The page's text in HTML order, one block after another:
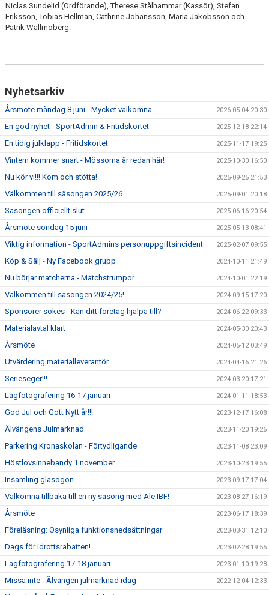
Niclas Sundelid (Ordförande), Therese Stålhammar (Kassör), Stefan
Eriksson, Tobias Hellman, Cathrine Johansson, Maria Jakobsson och
Patrik Wallmoberg.
Nyhetsarkiv
Årsmöte måndag 8 juni - Mycket välkomna 2026-05-04 20:30
En god nyhet - SportAdmin & Fritidskortet 2025-12-18 22:14
En tidig julklapp - Fritidskortet 2025-11-17 19:25
Vintern kommer snart - Mössorna är redan här! 2025-10-30 16:50
Nu kör vi!!! Kom och stötta! 2025-09-25 21:53
Välkommen till säsongen 2025/26 2025-09-01 20:18
Säsongen officiellt slut 2025-06-16 20:54
Årsmöte söndag 15 juni 2025-05-13 08:41
Viktig information - SportAdmins personuppgiftsincident 2025-02-07 09:55
Köp & Sälj - Ny Facebook grupp 2024-10-11 21:49
Nu börjar matcherna - Matchstrumpor 2024-10-01 22:19
Välkommen till säsongen 2024/25! 2024-09-15 17:20
Sponsorer sökes - Kan ditt företag hjälpa till? 2024-06-22 09:33
Materialavtal klart 2024-05-30 20:43
Årsmöte 2024-05-12 03:49
Utvärdering materialleverantör 2024-04-16 21:26
Serieseger!!! 2024-03-20 17:21
Lagfotografering 16-17 januari 2024-01-11 18:53
God Jul och Gott Nytt år!!! 2023-12-17 16:08
Älvängens Julmarknad 2023-11-20 19:26
Parkering Kronaskolan - Förtydligande 2023-11-08 23:09
Höstlovsinnebandy 1 november 2023-10-23 19:55
Insamling glasögon 2023-09-17 17:04
Välkomna tillbaka till en ny säsong med Ale IBF! 2023-08-27 16:19
Årsmöte 2023-06-17 18:39
Föreläsning: Osynliga funktionsnedsättningar 2023-03-31 12:10
Dags för idrottsrabatten! 2023-02-28 19:55
Lagfotografering 17-18 januari 2023-01-10 19:28
Missa inte - Älvängen julmarknad idag 2022-12-04 12:33